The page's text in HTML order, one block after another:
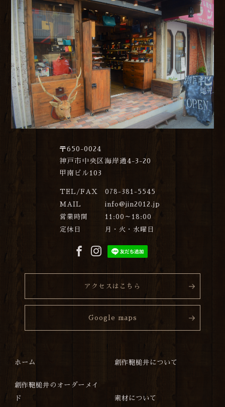
〒650-0024
神戸市中央区海岸通4-3-20
甲南ビル103
TEL/FAX
078-381-5545
MAIL
info@jin2012.jp
営業時間
11:00～18:00
定休日
月・火・水曜日
アクセスはこちら
Google maps
ホーム 創作鞄槌井について
創作鞄槌井のオーダーメイ
ド
素材について